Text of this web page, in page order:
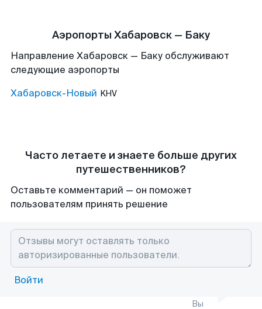
Аэропорты Хабаровск — Баку
Направление Хабаровск — Баку обслуживают
следующие аэропорты
Хабаровск-Новый KHV
Часто летаете и знаете больше других
путешественников?
Оставьте комментарий — он поможет
пользователям принять решение
Войти
Вы